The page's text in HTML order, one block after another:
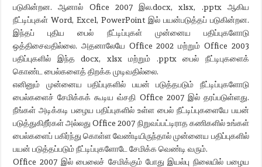
படுகின்றன. ஆனால் Ofice 2007 இல.docx, xlsx, .pptx ஆகிய
நீட்டிப்புகள் Word, Excel, PowerPoint இல் பயன்படுத்தப் படுகின்றன.
இந்தப் புதிய பைல் நீட்டிப்புகள் முன்னைய பதிப்புகளோடு
ஒத்திசைவதில்லை. அதனாலேயே Office 2002 மற்றும் Office 2003
பதிப்புகளில் இந்த docx, xlsx மற்றும் .pptx பைல் நீட்டிபுகளைக்
கொண்ட பைல்களைத் திறக்க முடிவதில்லை.
எனினும் முன்னைய பதிப்புகளில் பயன் படுத்தபடும் நீட்டிப்புகளோடு
பைல்களைச் சேமிக்கக் கூடிய வ்சதி Office 2007 இல் தரப்படுள்ளது.
நீங்கள் அடிக்கடி பழைய பதிப்புகளில் உள்ள பைல் நீட்டிப்புகளையே பயன்
படுத்துகிறீர்கள் அல்லது Office 2007 நிறுவப்பட்டிராத கணிகளில் உங்கள்
பைல்களைப் பகிர்ந்து கொள்ள வேண்டியிருந்தால் முன்னைய பதிப்புகளில்
பயன் படுத்தப்படும் நீட்டிப்புகளோடே சேமிக்க வெண்டி வரும்.
Office 2007 இல் பைலைச் சேமிக்கும் போது இயல்பு நிலையில் பழைய